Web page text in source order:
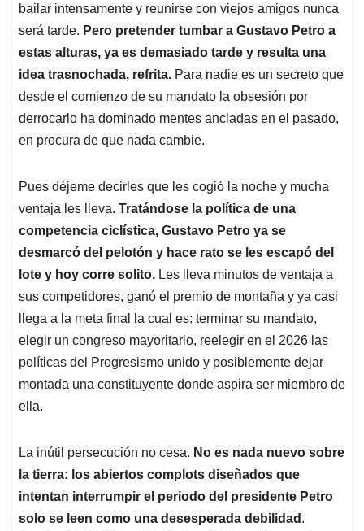
bailar intensamente y reunirse con viejos amigos nunca
será tarde. Pero pretender tumbar a Gustavo Petro a
estas alturas, ya es demasiado tarde y resulta una
idea trasnochada, refrita. Para nadie es un secreto que
desde el comienzo de su mandato la obsesión por
derrocarlo ha dominado mentes ancladas en el pasado,
en procura de que nada cambie.
Pues déjeme decirles que les cogió la noche y mucha
ventaja les lleva. Tratándose la política de una
competencia ciclística, Gustavo Petro ya se
desmarcó del pelotón y hace rato se les escapó del
lote y hoy corre solito. Les lleva minutos de ventaja a
sus competidores, ganó el premio de montaña y ya casi
llega a la meta final la cual es: terminar su mandato,
elegir un congreso mayoritario, reelegir en el 2026 las
políticas del Progresismo unido y posiblemente dejar
montada una constituyente donde aspira ser miembro de
ella.
La inútil persecución no cesa. No es nada nuevo sobre
la tierra: los abiertos complots diseñados que
intentan interrumpir el periodo del presidente Petro
solo se leen como una desesperada debilidad .